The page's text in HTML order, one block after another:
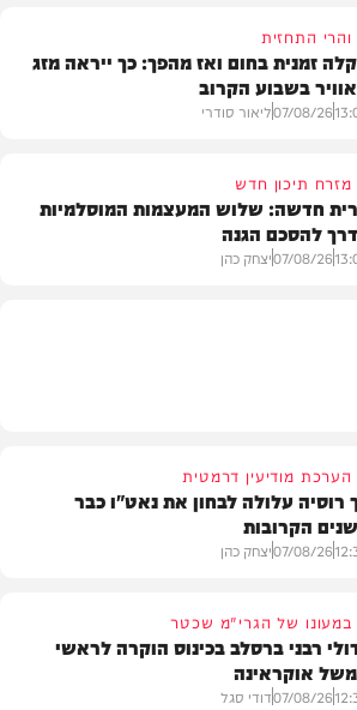
והרי התחזית
זמנית בחום ואז מהפך: כך ייראה מזג
בשבוע הקרוב
07/08/26ליאור סודרי
מזרח תיכון חדש
חדשה: שלוש המעצמות המוסלמיות
להסכם הגנה
07/08/26יצחק כהן
הערכת מודיעין דרמטית
רוסיה עלולה לבחון את נאט"ו כבר
הקרובות
07/08/26יצחק כהן
במעונו של הגרי"מ שכטר
רבני ברסלב בכינוס הוקרה לראשי
אוקראינה
07/08/26דודי סגל